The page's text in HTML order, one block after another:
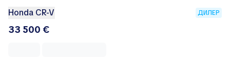
Honda CR-V ДИЛЕР
33 500 €